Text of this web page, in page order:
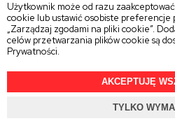
Użytkownik może od razu
cookie lub ustawić osobiste preferencje
„Zarządzaj zgodami na pliki cookie”.
celów przetwarzania plików cookie są
Prywatności.
AKCEPTUJĘ
TYLKO
Twitter
2025 © Wszelkie Prawa